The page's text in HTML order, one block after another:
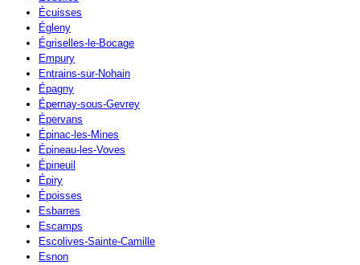
Écuisses
Égleny
Égriselles-le-Bocage
Empury
Entrains-sur-Nohain
Épagny
Épernay-sous-Gevrey
Épervans
Épinac-les-Mines
Épineau-les-Voves
Épineuil
Épiry
Époisses
Esbarres
Escamps
Escolives-Sainte-Camille
Esnon